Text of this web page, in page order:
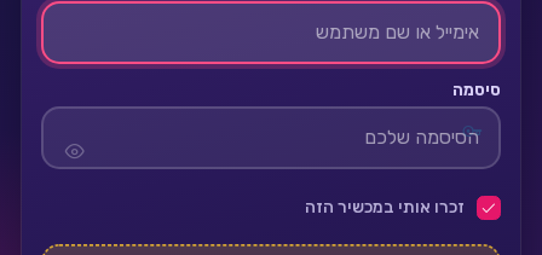
סיסמה
זכרו אותי במכשיר הזה